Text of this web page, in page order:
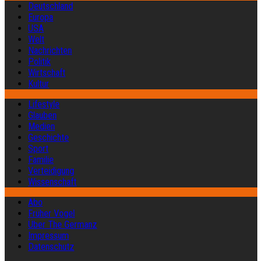
Deutschland
Europa
USA
Welt
Nachrichten
Politik
Wirtschaft
Kultur
Lifestyle
Glauben
Medien
Geschichte
Sport
Familie
Verteidigung
Wissenschaft
Abo
Früher Vogel
Über The Germanz
Impressum
Datenschutz